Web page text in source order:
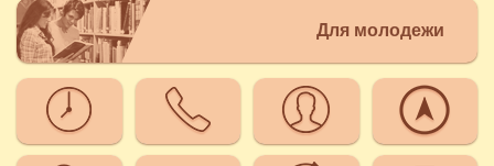
Для молодежи